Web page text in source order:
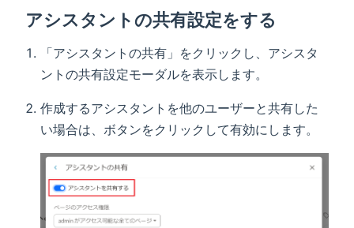
アシスタントの共有設定をする
「アシスタントの共有」をクリックし、アシスタ
ントの共有設定モーダルを表示します。
作成するアシスタントを他のユーザーと共有した
い場合は、ボタンをクリックして有効にします。